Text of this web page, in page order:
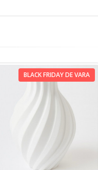
BLACK FRIDAY DE VARA